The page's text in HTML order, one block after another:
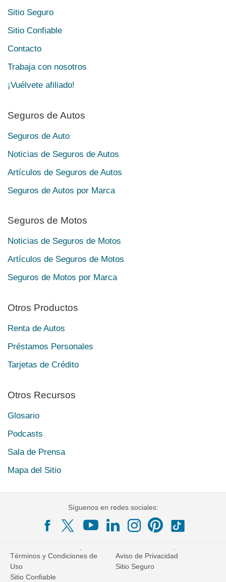
Sitio Seguro
Sitio Confiable
Contacto
Trabaja con nosotros
¡Vuélvete afiliado!
Seguros de Autos
Seguros de Auto
Noticias de Seguros de Autos
Artículos de Seguros de Autos
Seguros de Autos por Marca
Seguros de Motos
Noticias de Seguros de Motos
Artículos de Seguros de Motos
Seguros de Motos por Marca
Otros Productos
Renta de Autos
Préstamos Personales
Tarjetas de Crédito
Otros Recursos
Glosario
Podcasts
Sala de Prensa
Mapa del Sitio
Síguenos en redes sociales:
Términos y Condiciones de
Uso
Aviso de Privacidad
Sitio Seguro
Sitio Confiable